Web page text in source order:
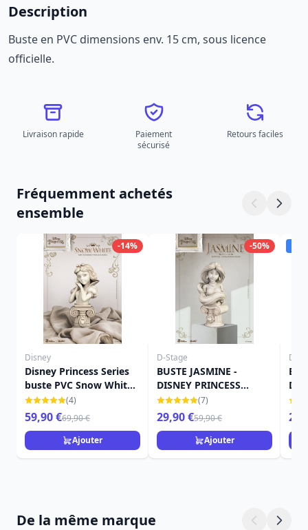
Description
Buste en PVC dimensions env. 15 cm, sous licence
officielle.
Livraison rapide
Paiement
sécurisé
Retours faciles
Fréquemment achetés
ensemble
-14%
Disney
Disney Princess Series
buste PVC Snow White
15 cm
(4)
59,90 €69,90 €
Ajouter
-50%
D-Stage
BUSTE JASMINE -
DISNEY PRINCESS
SERIES
(7)
29,90 €59,90 €
Ajouter
De la même marque